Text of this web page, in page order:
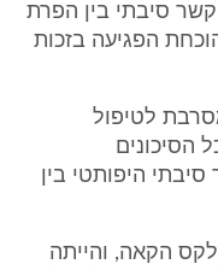
קשר סיבתי בין הפרת
הפגיעה בזכות
לטיפול
הסיכונים
היפותטי בין
הקאה, והייתה